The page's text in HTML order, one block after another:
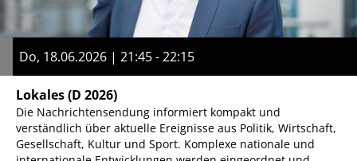
Do, 18.06.2026 | 21:45 - 22:15
Lokales(D 2026)
Die Nachrichtensendung informiert kompakt und
verständlich über aktuelle Ereignisse aus Politik, Wirtschaft,
Gesellschaft, Kultur und Sport. Komplexe nationale und